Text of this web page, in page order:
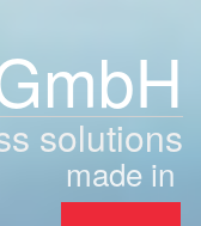
solutions
made in